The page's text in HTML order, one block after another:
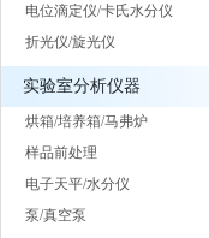
电位滴定仪/卡氏水分仪
折光仪/旋光仪
实验室分析仪器
烘箱/培养箱/马弗炉
样品前处理
电子天平/水分仪
泵/真空泵